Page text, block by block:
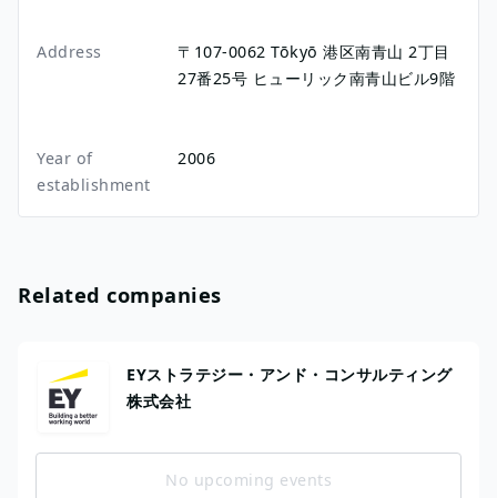
Address 〒107-0062Tōkyō港区南青山 2丁目
27番25号 ヒューリック南青山ビル9階
Year of
establishment
2006
Related companies
EYストラテジー・アンド・コンサルティング
株式会社
No upcoming events